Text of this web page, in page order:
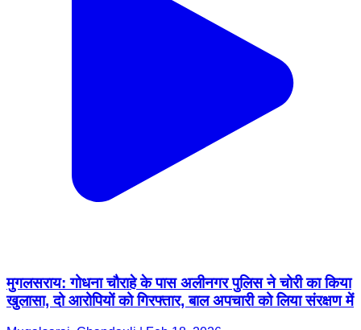
मुगलसराय: गोधना चौराहे के पास अलीनगर पुलिस ने चोरी का किया
खुलासा, दो आरोपियों को गिरफ्तार, बाल अपचारी को लिया संरक्षण में